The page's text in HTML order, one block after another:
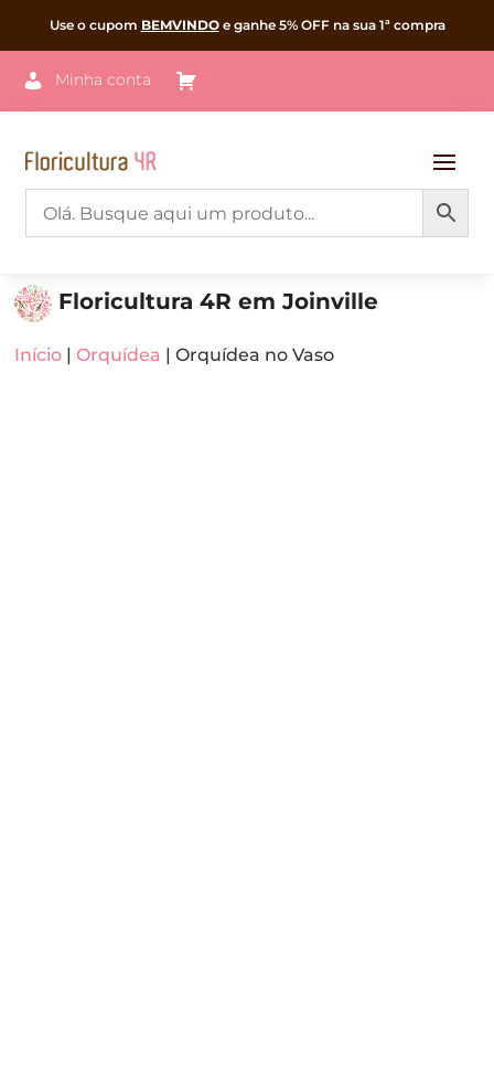
Use o cupom BEMVINDOe ganhe 5% OFF na sua 1ª compra
Minha conta
Floricultura 4R em Joinville
Início |Orquídea | Orquídea no Vaso